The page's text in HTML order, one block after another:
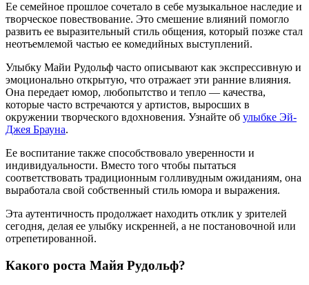
Ее семейное прошлое сочетало в себе музыкальное наследие и
творческое повествование. Это смешение влияний помогло
развить ее выразительный стиль общения, который позже стал
неотъемлемой частью ее комедийных выступлений.
Улыбку Майи Рудольф часто описывают как экспрессивную и
эмоционально открытую, что отражает эти ранние влияния.
Она передает юмор, любопытство и тепло — качества,
которые часто встречаются у артистов, выросших в
окружении творческого вдохновения. Узнайте об улыбке Эй-
Джея Брауна.
Ее воспитание также способствовало уверенности и
индивидуальности. Вместо того чтобы пытаться
соответствовать традиционным голливудным ожиданиям, она
выработала свой собственный стиль юмора и выражения.
Эта аутентичность продолжает находить отклик у зрителей
сегодня, делая ее улыбку искренней, а не постановочной или
отрепетированной.
Какого роста Майя Рудольф?